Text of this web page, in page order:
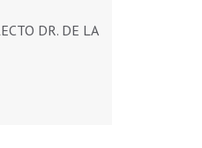
DR. DE LA